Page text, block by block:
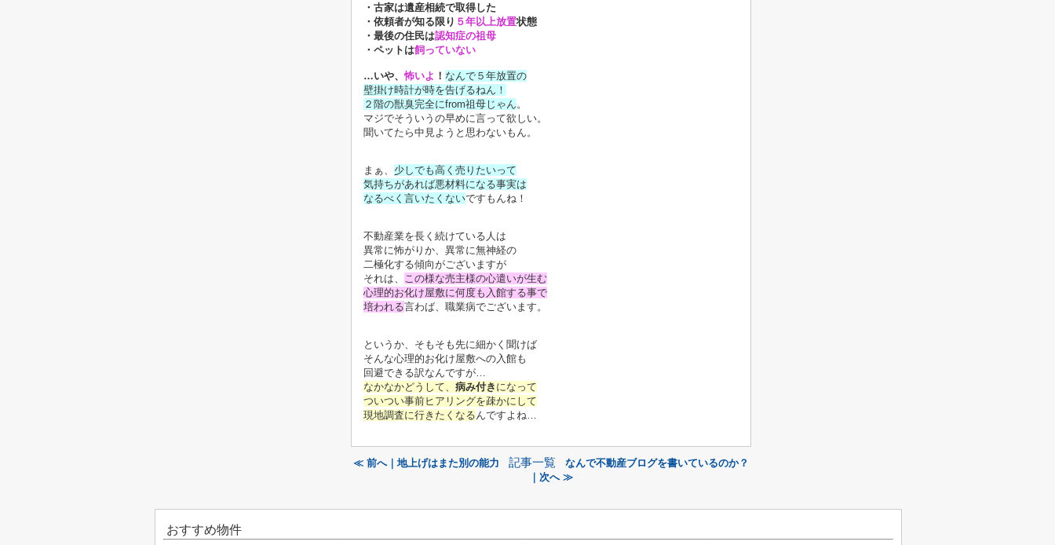
・古家は遺産相続で取得した
・依頼者が知る限り ５年以上放置状態
・最後の住民は認知症の祖母
・ペットは飼っていない
…いや、怖いよ ！ なんで５年放置の
壁掛け時計が時を告げるねん！
２階の獣臭完全にfrom祖母じゃん 。
マジでそういうの早めに言って欲しい。
聞いてたら中見ようと思わないもん。
まぁ、 少しでも高く売りたいって
気持ちがあれば悪材料になる事実は
なるべく言いたくないですもんね！
不動産業を長く続けている人は
異常に怖がりか、異常に無神経の
二極化する傾向がございますが
それは、
この様な売主様の心遣いが生む
心理的お化け屋敷に何度も入館する事で
培われる言わば、職業病でございます。
というか、そもそも先に細かく聞けば
そんな心理的お化け屋敷への入館も
回避できる訳なんですが…
なかなかどうして、 病み付き になって
ついつい事前ヒアリングを疎かにして
現地調査に行きたくなる んですよね…
≪ 前へ｜地上げはまた別の能力 記事一覧
なんで不動産ブログを書いているのか？
｜次へ ≫
おすすめ物件